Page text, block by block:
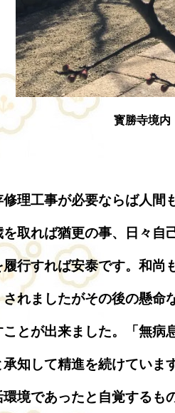
寳勝寺境
理工事が必要ならば人間
取れば猶更の事、日々自
行すれば安泰です。和尚
されましたがその後の懸命
ことが出来ました。「無病
知して精進を続けていま
境であったと自覚するも